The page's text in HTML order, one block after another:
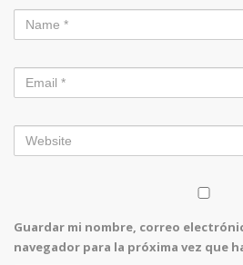
Guardar mi nombre, correo
navegador para la próxima vez que